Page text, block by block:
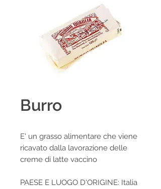
Burro
E' un grasso alimentare che viene
ricavato dalla lavorazione delle
creme di latte vaccino
PAESE E LUOGO D'ORIGINE: Italia